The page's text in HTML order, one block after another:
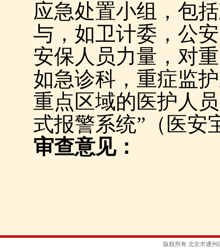
应急处置小组，包
与，如卫计委，公
安保人员力量，对
如急诊科，重症监
重点区域的医护人
式报警系统”（医安
审查意见：
版权所有 北京市通州